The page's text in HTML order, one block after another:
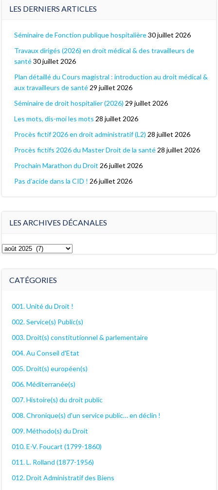
LES DERNIERS ARTICLES
Séminaire de Fonction publique hospitalière30 juillet 2026
Travaux dirigés (2026) en droit médical & des travailleurs de
santé30 juillet 2026
Plan détaillé du Cours magistral : introduction au droit médical &
aux travailleurs de santé 29 juillet 2026
Séminaire de droit hospitalier (2026) 29 juillet 2026
Les mots, dis-moi les mots 28 juillet 2026
Procès fictif 2026 en droit administratif (L2) 28 juillet 2026
Procès fictifs 2026 du Master Droit de la santé 28 juillet 2026
Prochain Marathon du Droit 26 juillet 2026
Pas d’acide dans la CID ! 26 juillet 2026
LES ARCHIVES DÉCANALES
Les
CATÉGORIES
001. Unité du Droit !
002. Service(s) Public(s)
003. Droit(s) constitutionnel & parlementaire
004. Au Conseil d'Etat
005. Droit(s) européen(s)
006. Méditerranée(s)
007. Histoire(s) du droit public
008. Chronique(s) d'un service public… en déclin !
009. Méthodo(s) du Droit
010. E-V. Foucart (1799-1860)
011. L. Rolland (1877-1956)
012. Droit Administratif des Biens